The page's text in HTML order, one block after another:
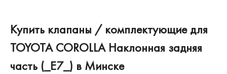
Купить клапаны / комплектующие для
TOYOTA COROLLA Наклонная задняя
часть (_E7_) в Минске